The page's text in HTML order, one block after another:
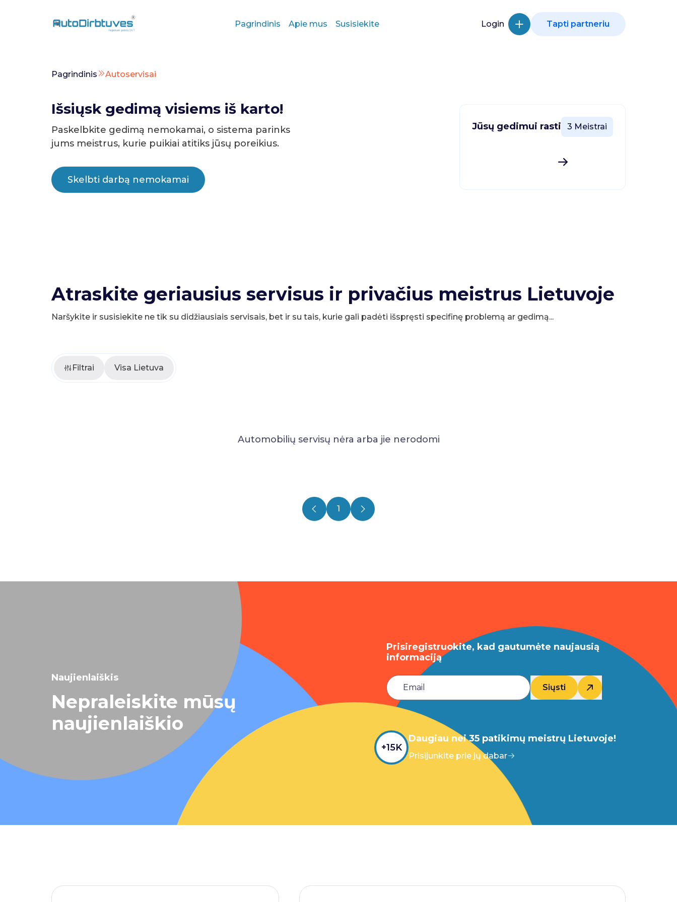
Pagrindinis Apie mus Susisiekite Login Tapti partneriu
Pagrindinis Autoservisai
Išsiųsk gedimą visiems iš karto!
Paskelbkite gedimą nemokamai, o sistema parinks
jums meistrus, kurie puikiai atitiks jūsų poreikius.
Skelbti darbą nemokamai
Jūsų gedimui rasti 3 Meistrai
Atraskite geriausius servisus ir privačius meistrus Lietuvoje
Naršykite ir susisiekite ne tik su didžiausiais servisais, bet ir su tais, kurie gali padėti išspręsti specifinę problemą ar gedimą...
Filtrai Visa Lietuva
Automobilių servisų nėra arba jie nerodomi
1
Naujienlaiškis
Nepraleiskite mūsų
naujienlaiškio
Prisiregistruokite, kad gautumėte naujausią
informaciją
Siųsti
+15K
Daugiau nei 35 patikimų meistrų Lietuvoje!
Prisijunkite prie jų dabar